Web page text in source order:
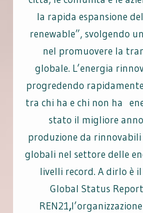
la rapida espansione
renewable”, svolgendo
nel promuovere la
globale. L’energia
progredendo
tra chi ha e chi non ha
stato il migliore
produzione da
globali nel settore delle
livelli record. A dirlo è
Global Status
REN21,